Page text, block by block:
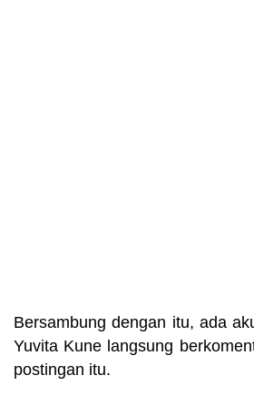
Bersambung dengan itu, ada
Yuvita Kune langsung
postingan itu.